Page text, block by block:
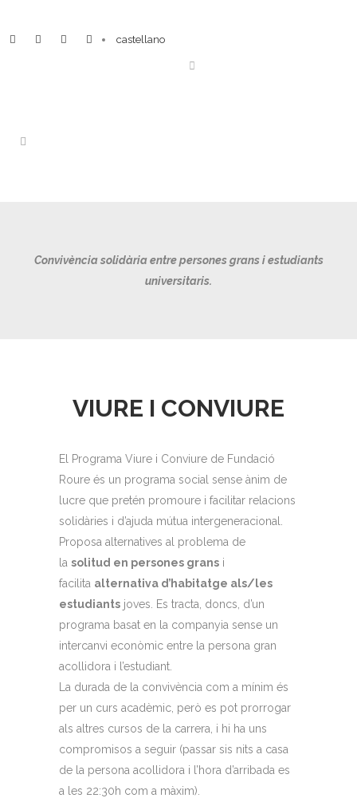
castellano
Convivència solidària entre persones grans i estudiants
universitaris.
VIURE I CONVIURE
El Programa Viure i Conviure de Fundació
Roure és un programa social sense ànim de
lucre que pretén promoure i facilitar relacions
solidàries i d’ajuda mútua intergeneracional.
Proposa alternatives al problema de
la solitud en persones grans i
facilita alternativa d’habitatge als/les
estudiants joves. Es tracta, doncs, d’un
programa basat en la companyia sense un
intercanvi econòmic entre la persona gran
acollidora i l’estudiant.
La durada de la convivència com a mínim és
per un curs acadèmic, però es pot prorrogar
als altres cursos de la carrera, i hi ha uns
compromisos a seguir (passar sis nits a casa
de la persona acollidora i l’hora d’arribada es
a les 22:30h com a màxim).